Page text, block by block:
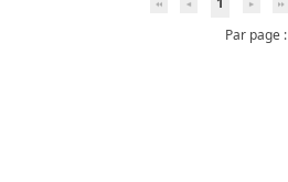
Par page :